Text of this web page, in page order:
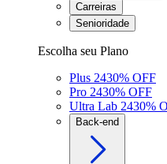
Carreiras
Senioridade
Escolha seu Plano
Plus 2430% OFF
Pro 2430% OFF
Ultra Lab 2430%
Back-end